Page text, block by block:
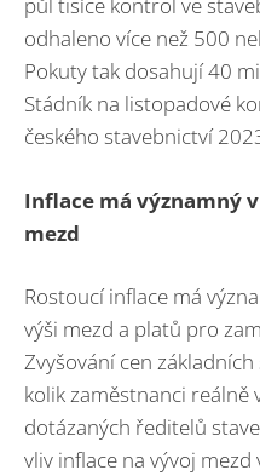
půl tisíce kontrol ve
odhaleno více než 500
Pokuty tak dosahují 40
Stádník na listopadové
českého stavebnictví
Inflace má významný
mezd
Rostoucí inflace má
výši mezd a platů pro
Zvyšování cen
kolik zaměstnanci reálně
dotázaných ředitelů
vliv inflace na vývoj